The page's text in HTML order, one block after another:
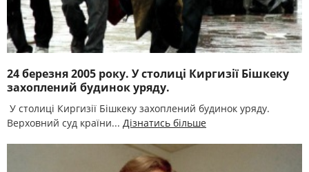
24 березня 2005 року. У столиці Киргизії Бішкеку
захоплений будинок уряду.
У столиці Киргизії Бішкеку захоплений будинок уряду.
Верховний суд країни... Дізнатись більше